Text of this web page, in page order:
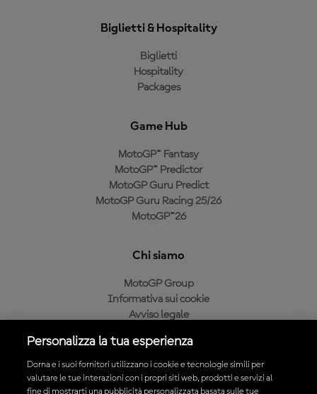
Biglietti & Hospitality
Biglietti
Hospitality
Packages
Game Hub
MotoGP™ Fantasy
MotoGP™ Predictor
MotoGP Guru Predict
MotoGP Guru Racing 25/26
MotoGP™26
Chi siamo
MotoGP Group
Informativa sui cookie
Avviso legale
Condizioni di acquisto
Personalizza la tua esperienza
Dorna e i suoi fornitori utilizzano i cookie e tecnologie simili per
valutare le tue interazioni con i propri siti web, prodotti e servizi al
fine di mostrarti una pubblicità personalizzata basata sulle tue